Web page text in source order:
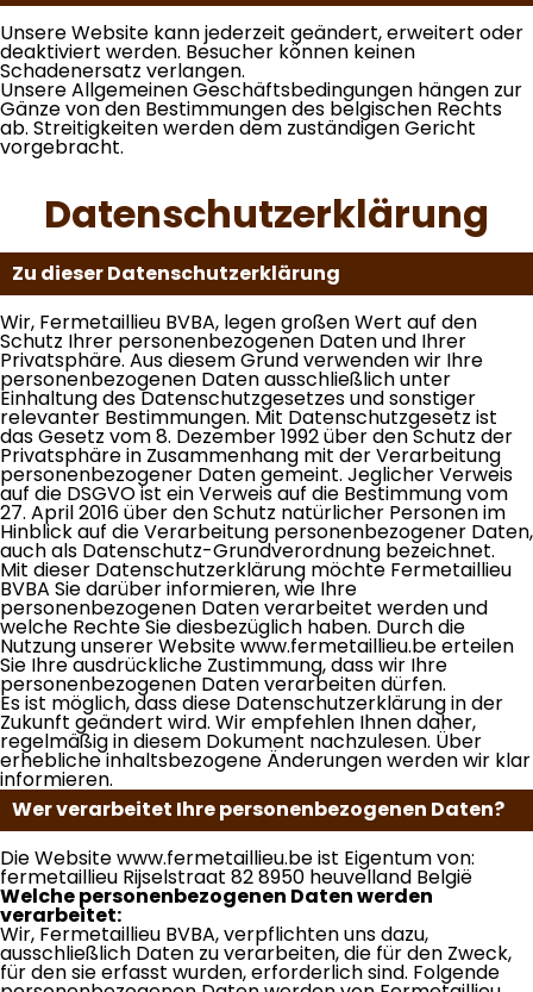
Unsere Website kann jederzeit geändert, erweitert oder
deaktiviert werden. Besucher können keinen
Schadenersatz verlangen.
Unsere Allgemeinen Geschäftsbedingungen hängen zur
Gänze von den Bestimmungen des belgischen Rechts
ab. Streitigkeiten werden dem zuständigen Gericht
vorgebracht.
Datenschutzerklärung
Zu dieser Datenschutzerklärung
Wir, Fermetaillieu BVBA, legen großen Wert auf den
Schutz Ihrer personenbezogenen Daten und Ihrer
Privatsphäre. Aus diesem Grund verwenden wir Ihre
personenbezogenen Daten ausschließlich unter
Einhaltung des Datenschutzgesetzes und sonstiger
relevanter Bestimmungen. Mit Datenschutzgesetz ist
das Gesetz vom 8. Dezember 1992 über den Schutz der
Privatsphäre in Zusammenhang mit der Verarbeitung
personenbezogener Daten gemeint. Jeglicher Verweis
auf die DSGVO ist ein Verweis auf die Bestimmung vom
27. April 2016 über den Schutz natürlicher Personen im
Hinblick auf die Verarbeitung personenbezogener Daten,
auch als Datenschutz-Grundverordnung bezeichnet.
Mit dieser Datenschutzerklärung möchte Fermetaillieu
BVBA Sie darüber informieren, wie Ihre
personenbezogenen Daten verarbeitet werden und
welche Rechte Sie diesbezüglich haben. Durch die
Nutzung unserer Website www.fermetaillieu.be erteilen
Sie Ihre ausdrückliche Zustimmung, dass wir Ihre
personenbezogenen Daten verarbeiten dürfen.
Es ist möglich, dass diese Datenschutzerklärung in der
Zukunft geändert wird. Wir empfehlen Ihnen daher,
regelmäßig in diesem Dokument nachzulesen. Über
erhebliche inhaltsbezogene Änderungen werden wir klar
informieren.
Wer verarbeitet Ihre personenbezogenen Daten?
Die Website www.fermetaillieu.be ist Eigentum von:
fermetaillieu Rijselstraat 82 8950 heuvelland België
Welche personenbezogenen Daten werden
verarbeitet:
Wir, Fermetaillieu BVBA, verpflichten uns dazu,
ausschließlich Daten zu verarbeiten, die für den Zweck,
für den sie erfasst wurden, erforderlich sind. Folgende